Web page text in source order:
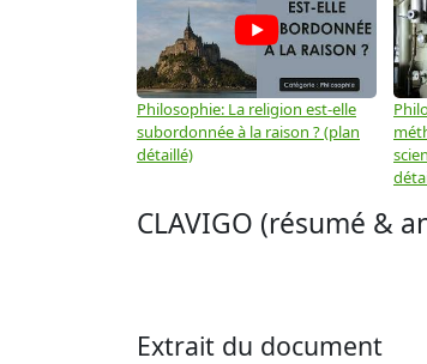
Philosophie: La religion est-elle
subordonnée à la raison ? (plan
détaillé)
CLAVIGO (résumé &
Extrait du document